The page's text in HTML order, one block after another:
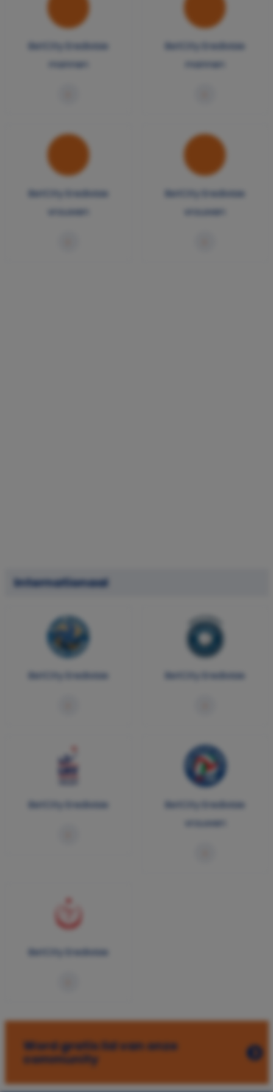
BetCity Eredivisie
mannen
BetCity Eredivisie
mannen
BetCity Eredivisie
vrouwen
BetCity Eredivisie
vrouwen
Internationaal
BetCity Eredivisie BetCity Eredivisie
BetCity Eredivisie
BetCity Eredivisie
vrouwen
BetCity Eredivisie
Word gratis lid van onze
community